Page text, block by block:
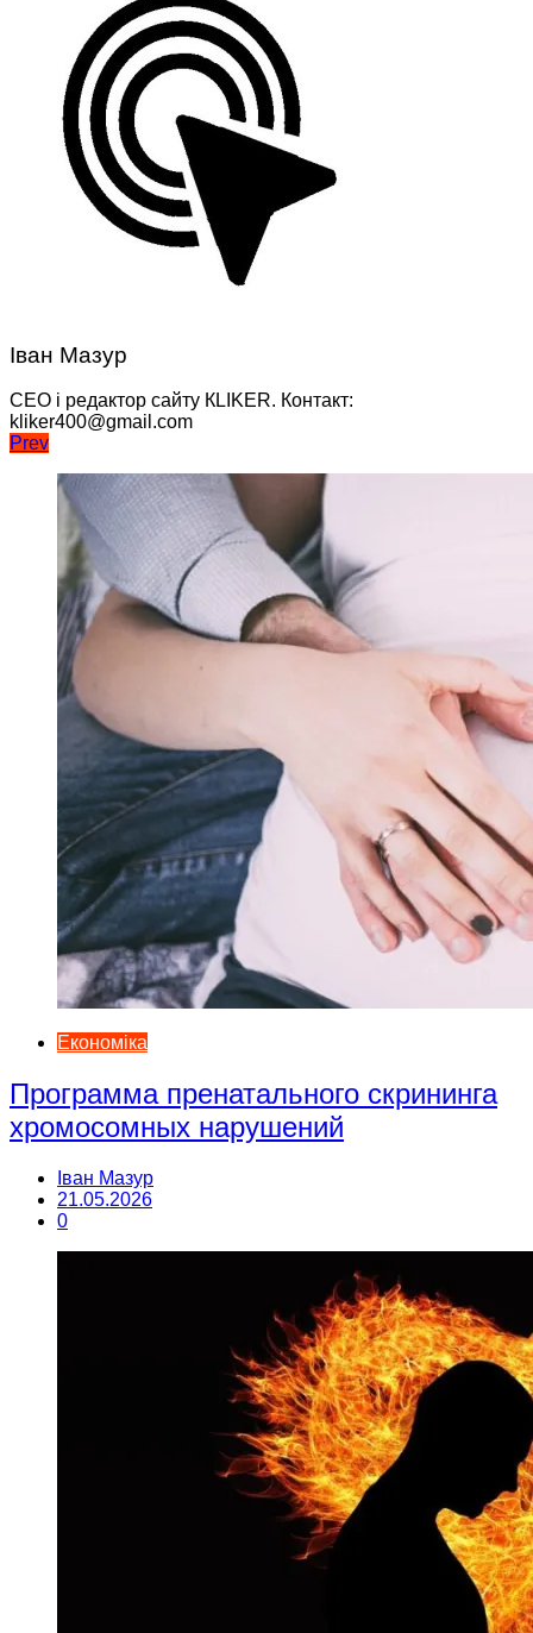
Іван Мазур
CEO і редактор сайту КLIKER. Контакт:
kliker400@gmail.com
Навігація
записів
Prev
Економіка
Программа пренатального скрининга
хромосомных нарушений
Іван Мазур
21.05.2026
0